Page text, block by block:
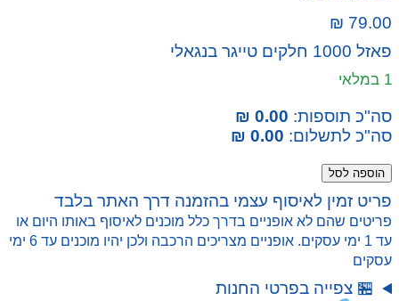
₪ 79.00
פאזל 1000 חלקים טייגר בנגאלי
1 במלאי
סה"כ תוספות: 0.00 ₪
סה"כ לתשלום: 0.00 ₪
כמות
של
פאזל
1000
חלקים
טייגר
בנגאלי
הוספה לסל
פריט זמין לאיסוף עצמי בהזמנה דרך האתר בלבד
פריטים שהם לא אופניים בדרך כלל מוכנים לאיסוף באותו היום או
עד 1 ימי עסקים. אופניים מצריכים הרכבה ולכן יהיו מוכנים עד 6 ימי
עסקים
🏪 צפייה בפרטי החנות